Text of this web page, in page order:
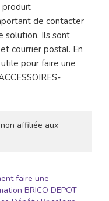
produit
de contacter
solution. Ils sont
courrier postal. En
pour faire une
affiliée aux
faire une
BRICO DEPOT